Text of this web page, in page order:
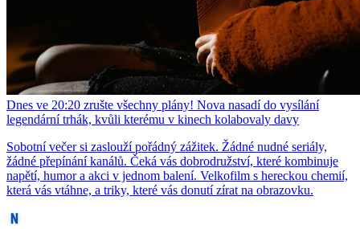
Dnes ve 20:20 zrušte všechny plány! Nova nasadí do vysílání
legendární trhák, kvůli kterému v kinech kolabovaly davy
Sobotní večer si zaslouží pořádný zážitek. Žádné nudné seriály,
žádné přepínání kanálů. Čeká vás dobrodružství, které kombinuje
napětí, humor a akci v jednom balení. Velkofilm s hereckou chemií,
která vás vtáhne, a triky, které vás donutí zírat na obrazovku.